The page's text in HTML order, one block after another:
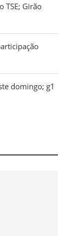
TSE; Girão
domingo; g1